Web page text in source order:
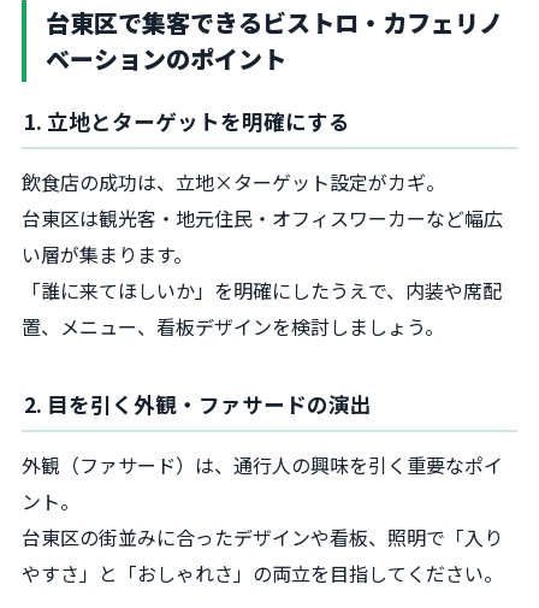
台東区で集客できるビストロ・カフェリノ
ベーションのポイント
1. 立地とターゲットを明確にする
飲食店の成功は、立地×ターゲット設定がカギ。
台東区は観光客・地元住民・オフィスワーカーなど幅広
い層が集まります。
「誰に来てほしいか」を明確にしたうえで、内装や席配
置、メニュー、看板デザインを検討しましょう。
2. 目を引く外観・ファサードの演出
外観（ファサード）は、通行人の興味を引く重要なポイ
ント。
台東区の街並みに合ったデザインや看板、照明で「入り
やすさ」と「おしゃれさ」の両立を目指してください。